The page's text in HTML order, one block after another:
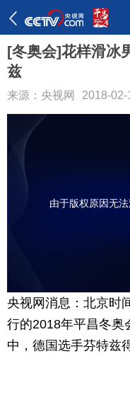
[冬奥会]花样滑冰
兹
来源：央视网 2018-02-
由于版权原因无
央视网消息：北京时
行的2018年平昌冬奥
中，德国选手芬特兹